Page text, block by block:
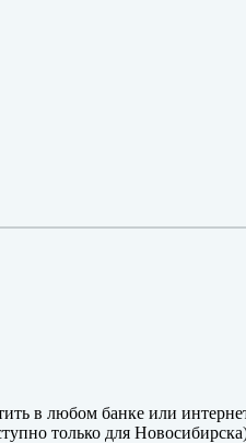
в любом банке или
только для